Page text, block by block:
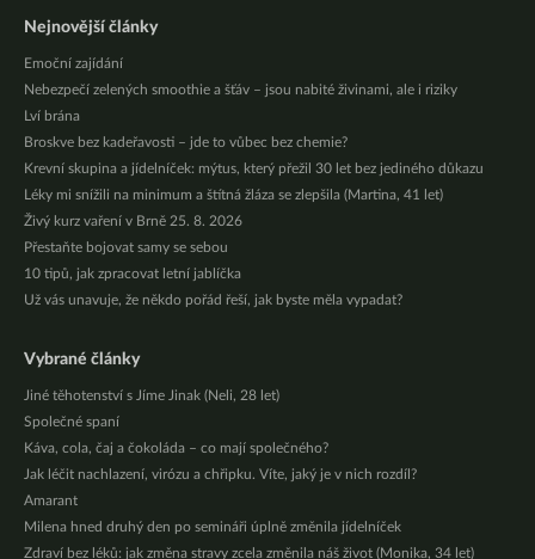
Nejnovější články
Emoční zajídání
Nebezpečí zelených smoothie a šťáv – jsou nabité živinami, ale i riziky
Lví brána
Broskve bez kadeřavosti – jde to vůbec bez chemie?
Krevní skupina a jídelníček: mýtus, který přežil 30 let bez jediného důkazu
Léky mi snížili na minimum a štítná žláza se zlepšila (Martina, 41 let)
Živý kurz vaření v Brně 25. 8. 2026
Přestaňte bojovat samy se sebou
10 tipů, jak zpracovat letní jablíčka
Už vás unavuje, že někdo pořád řeší, jak byste měla vypadat?
Vybrané články
Jiné těhotenství s Jíme Jinak (Neli, 28 let)
Společné spaní
Káva, cola, čaj a čokoláda – co mají společného?
Jak léčit nachlazení, virózu a chřipku. Víte, jaký je v nich rozdíl?
Amarant
Milena hned druhý den po semináři úplně změnila jídelníček
Zdraví bez léků: jak změna stravy zcela změnila náš život (Monika, 34 let)